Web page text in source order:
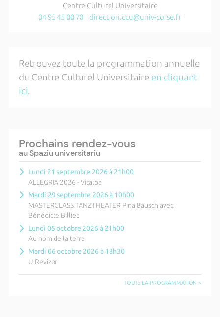
Centre Culturel Universitaire
04 95 45 00 78
direction.ccu@univ-corse.fr
Retrouvez toute la programmation annuelle
du Centre Culturel Universitaire en cliquant
ici.
Prochains rendez-vous
au Spaziu universitariu
Lundi 21 septembre 2026 à 21h00
ALLEGRIA 2026 - Vitalba
Mardi 29 septembre 2026 à 10h00
MASTERCLASS TANZTHEATER Pina Bausch avec
Bénédicte Billiet
Lundi 05 octobre 2026 à 21h00
Au nom de la terre
Mardi 06 octobre 2026 à 18h30
U Revizor
TOUTE LA PROGRAMMATION >